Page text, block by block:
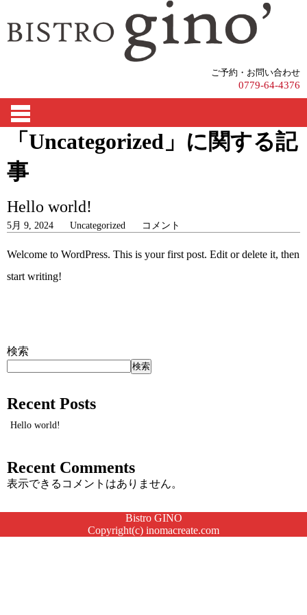
ご予約・お問い合わせ
0779-64-4376
「Uncategorized」に関する記
事
Hello world!
5月 9, 2024 Uncategorized コメント
Welcome to WordPress. This is your first post. Edit or delete it, then
start writing!
検索
検索
Recent Posts
Hello world!
Recent Comments
表示できるコメントはありません。
Bistro GINO
Copyright(c) inomacreate.com